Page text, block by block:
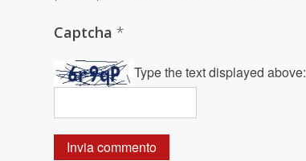
Captcha*
Type the text displayed above: